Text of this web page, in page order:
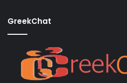
GreekChat